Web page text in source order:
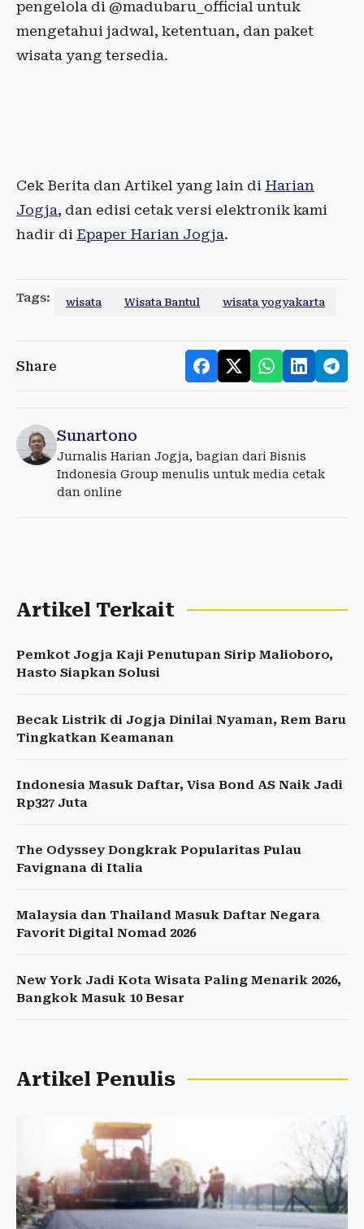
pengelola di @madubaru_official untuk
mengetahui jadwal, ketentuan, dan paket
wisata yang tersedia.
Cek Berita dan Artikel yang lain di Harian
Jogja, dan edisi cetak versi elektronik kami
hadir di Epaper Harian Jogja.
Tags: wisata Wisata Bantul wisata yogyakarta
Share
Sunartono
Jurnalis Harian Jogja, bagian dari Bisnis
Indonesia Group menulis untuk media cetak
dan online
Artikel Terkait
Pemkot Jogja Kaji Penutupan Sirip Malioboro,
Hasto Siapkan Solusi
Becak Listrik di Jogja Dinilai Nyaman, Rem Baru
Tingkatkan Keamanan
Indonesia Masuk Daftar, Visa Bond AS Naik Jadi
Rp327 Juta
The Odyssey Dongkrak Popularitas Pulau
Favignana di Italia
Malaysia dan Thailand Masuk Daftar Negara
Favorit Digital Nomad 2026
New York Jadi Kota Wisata Paling Menarik 2026,
Bangkok Masuk 10 Besar
Artikel Penulis